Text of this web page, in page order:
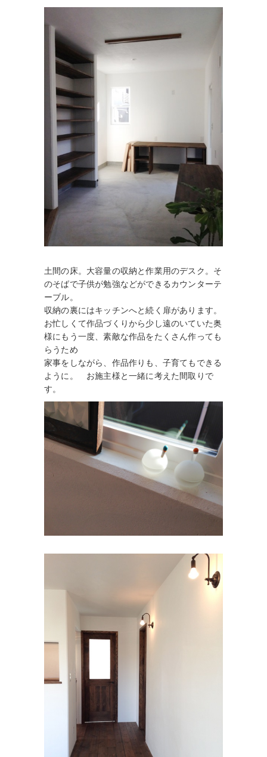
土間の床。大容量の収納と作業用のデスク。そ
のそばで子供が勉強などができるカウンターテ
ーブル。
収納の裏にはキッチンへと続く扉があります。
お忙しくて作品づくりから少し遠のいていた奥
様にもう一度、素敵な作品をたくさん作っても
らうため
家事をしながら、作品作りも、子育てもできる
ように。 お施主様と一緒に考えた間取りで
す。